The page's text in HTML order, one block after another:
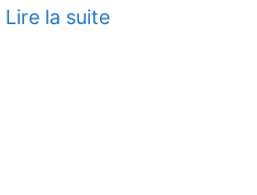
Lire la suite